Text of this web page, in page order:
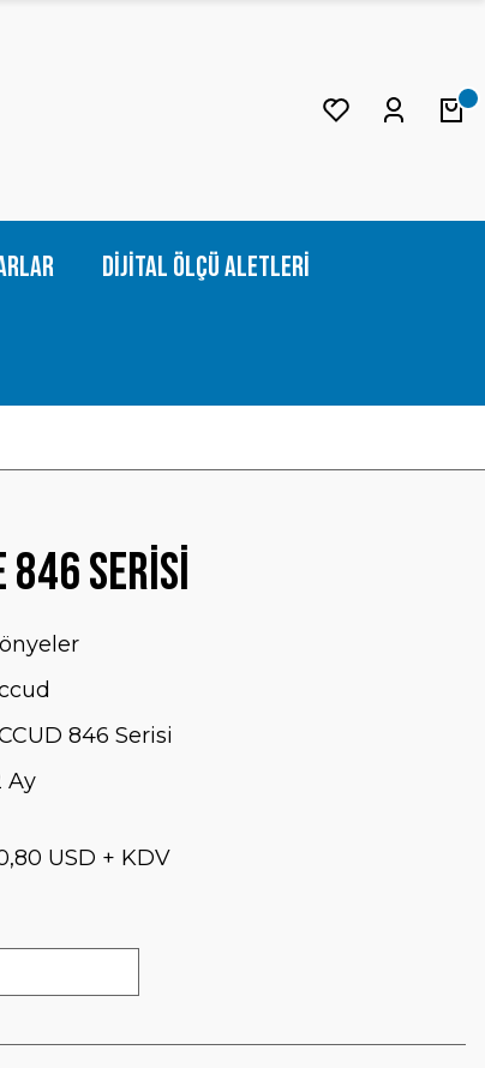
Dijital Ölçü Aletleri
846 Serisi
846 Serisi
Ay
USD + KDV